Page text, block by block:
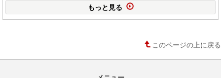
もっと見る
このページの上に戻る